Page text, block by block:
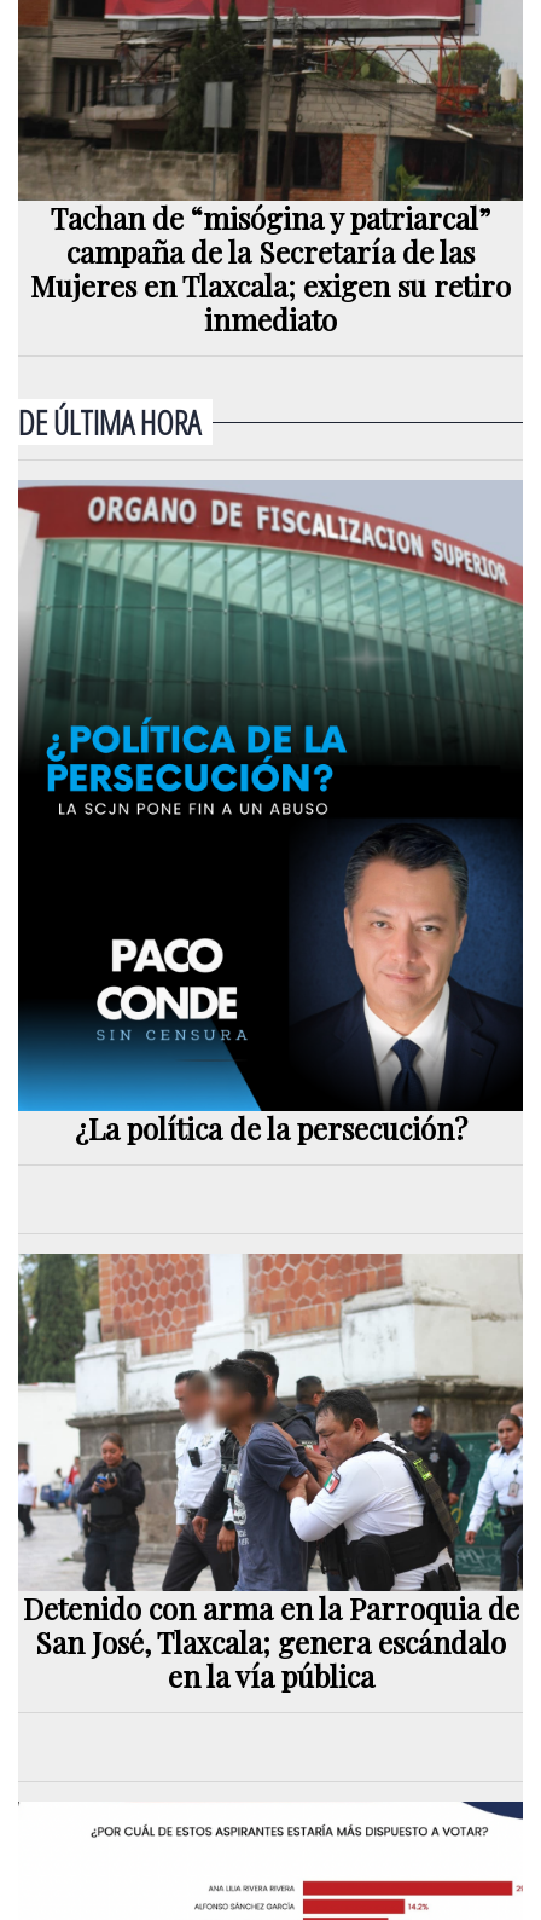
Tachan de “misógina y patriarcal”
campaña de la Secretaría de las
Mujeres en Tlaxcala; exigen su retiro
inmediato
DE ÚLTIMA HORA
¿La política de la persecución?
Detenido con arma en la Parroquia de
San José, Tlaxcala; genera escándalo
en la vía pública